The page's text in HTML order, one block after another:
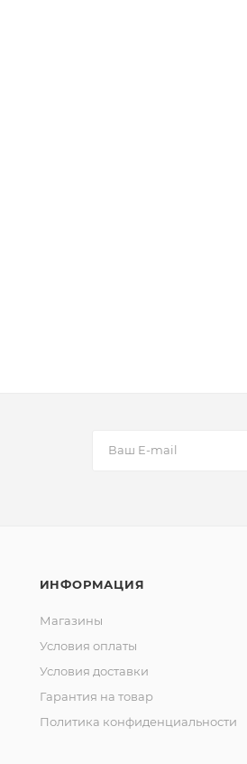
ИНФОРМАЦИЯ
Магазины
Условия оплаты
Условия доставки
Гарантия на товар
Политика конфиденциальности